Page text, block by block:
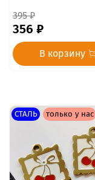
395 ₽
356 ₽
В корзину
СТАЛЬ только у нас